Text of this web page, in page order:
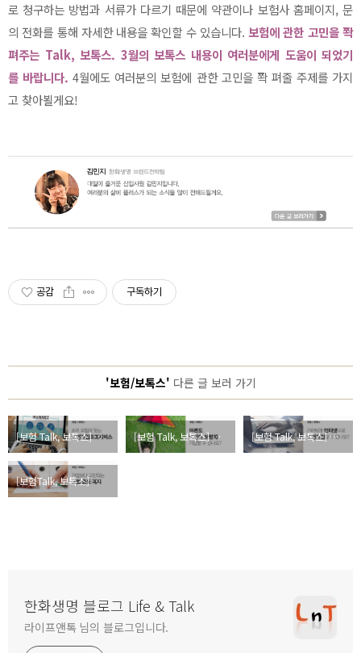
로 청구하는 방법과 서류가 다르기 때문에 약관이나 보험사 홈페이지, 문
의 전화를 통해 자세한 내용을 확인할 수 있습니다.보험에 관한 고민을 쫙
펴주는 Talk, 보톡스. 3월의 보톡스 내용이 여러분에게 도움이 되었기
를 바랍니다. 4월에도 여러분의 보험에 관한 고민을 쫙 펴줄 주제를 가지
고 찾아뵐게요!
공감 구독하기
'보험/보톡스' 다른 글 보러 가기
[보험 Talk, 보톡스] 혹시 나도 있을까? 보험 가입 조회 서비스로 잊어버린 보험금 찾기 [보험 Talk, 보톡스] 마음이 어린 어른이도 ‘어린이보험’에 가입할 수 있나요? [보험 Talk, 보톡스] 인터넷으로 간편하게 보험에 가입할 수 있나요?
[보험Talk, 보톡스] 유지해야 할까, 해약해야 할까? 가입보다 고민되는 보험 중도 해지
한화생명 블로그 Life & Talk
라이프앤톡 님의 블로그입니다.